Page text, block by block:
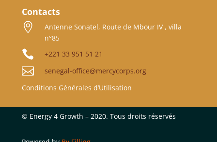
Contacts

Antenne Sonatel, Route de Mbour IV , villa
n°85
 +221 33 951 51 21

senegal-office@mercycorps.org
Conditions Générales d’Utilisation
© Energy 4 Growth – 2020. Tous droits réservés